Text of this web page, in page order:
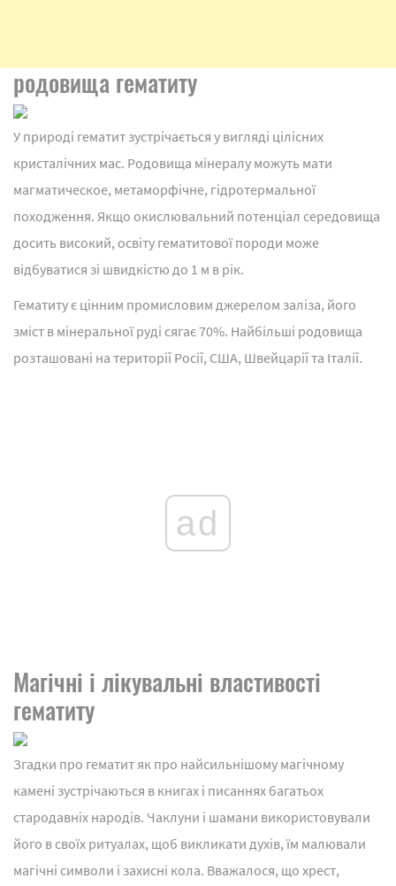
родовища гематиту
У природі гематит зустрічається у вигляді цілісних
кристалічних мас. Родовища мінералу можуть мати
магматическое, метаморфічне, гідротермальної
походження. Якщо окислювальний потенціал середовища
досить високий, освіту гематитової породи може
відбуватися зі швидкістю до 1 м в рік.
Гематиту є цінним промисловим джерелом заліза, його
зміст в мінеральної руді сягає 70%. Найбільші родовища
розташовані на території Росії, США, Швейцарії та Італії.
ad
Магічні і лікувальні властивості
гематиту
Згадки про гематит як про найсильнішому магічному
камені зустрічаються в книгах і писаннях багатьох
стародавніх народів. Чаклуни і шамани використовували
його в своїх ритуалах, щоб викликати духів, їм малювали
магічні символи і захисні кола. Вважалося, що хрест,